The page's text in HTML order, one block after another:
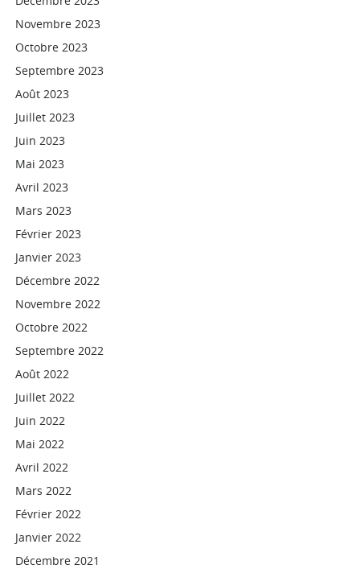
Novembre 2023
Octobre 2023
Septembre 2023
Août 2023
Juillet 2023
Juin 2023
Mai 2023
Avril 2023
Mars 2023
Février 2023
Janvier 2023
Décembre 2022
Novembre 2022
Octobre 2022
Septembre 2022
Août 2022
Juillet 2022
Juin 2022
Mai 2022
Avril 2022
Mars 2022
Février 2022
Janvier 2022
Décembre 2021